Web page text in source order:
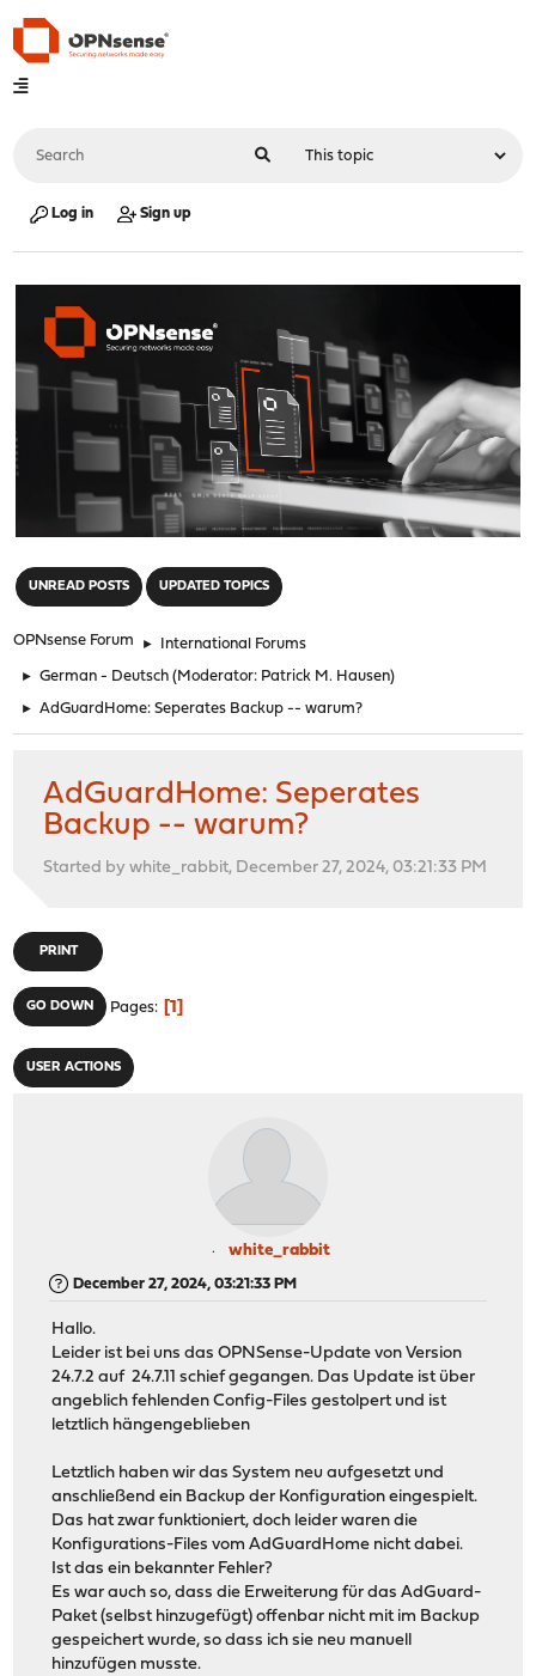
Log in Sign up
UNREAD POSTS UPDATED TOPICS
OPNsense Forum ► International Forums
► German - Deutsch (Moderator: Patrick M. Hausen)
► AdGuardHome: Seperates Backup -- warum?
AdGuardHome: Seperates
Backup -- warum?
Started by white_rabbit, December 27, 2024, 03:21:33 PM
PRINT
GO DOWN Pages 1
USER ACTIONS
white_rabbit
December 27, 2024, 03:21:33 PM
Hallo.
Leider ist bei uns das OPNSense-Update von Version
24.7.2 auf 24.7.11 schief gegangen. Das Update ist über
angeblich fehlenden Config-Files gestolpert und ist
letztlich hängengeblieben
Letztlich haben wir das System neu aufgesetzt und
anschließend ein Backup der Konfiguration eingespielt.
Das hat zwar funktioniert, doch leider waren die
Konfigurations-Files vom AdGuardHome nicht dabei.
Ist das ein bekannter Fehler?
Es war auch so, dass die Erweiterung für das AdGuard-
Paket (selbst hinzugefügt) offenbar nicht mit im Backup
gespeichert wurde, so dass ich sie neu manuell
hinzufügen musste.